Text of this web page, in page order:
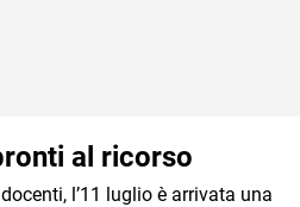
al ricorso
l’11 luglio è arrivata una